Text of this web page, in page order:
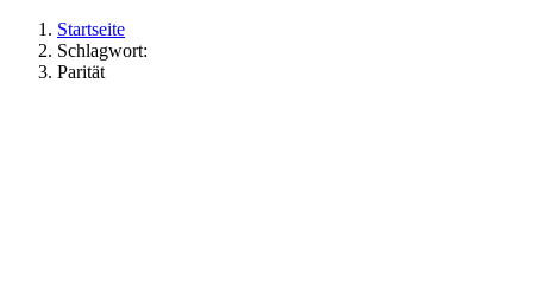
Startseite
Schlagwort:
Parität